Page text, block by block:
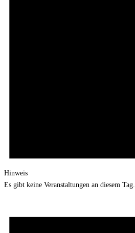
Hinweis
Es gibt keine Veranstaltungen an diesem Tag.